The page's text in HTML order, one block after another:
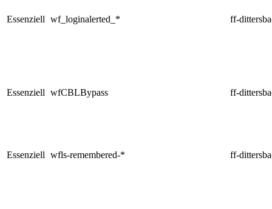
Essenziell wf_loginalerted_* ff-
Essenziell wfCBLBypass ff-
Essenziell wfls-remembered-* ff-